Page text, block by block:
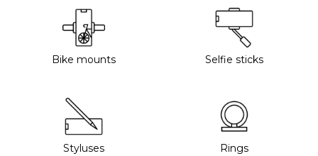
Bike mounts Selfie sticks
Styluses Rings